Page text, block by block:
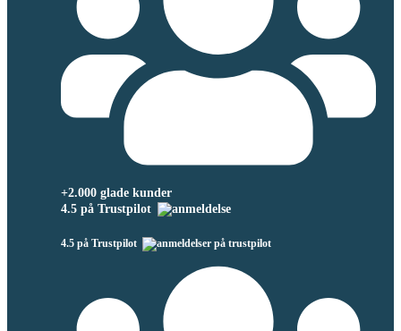
+2.000 glade kunder
4.5 på Trustpilot
4.5 på Trustpilot